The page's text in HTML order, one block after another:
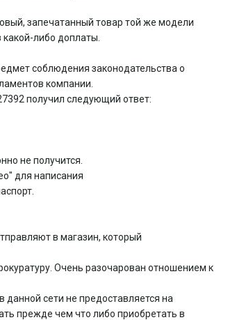
запечатанный товар той же модели
либо доплаты.
соблюдения законодательства о
компании.
получил следующий ответ:
не получится.
для написания
в магазин, который
Очень разочарован отношением к
данной сети не предоставляется на
прежде чем что либо приобретать в